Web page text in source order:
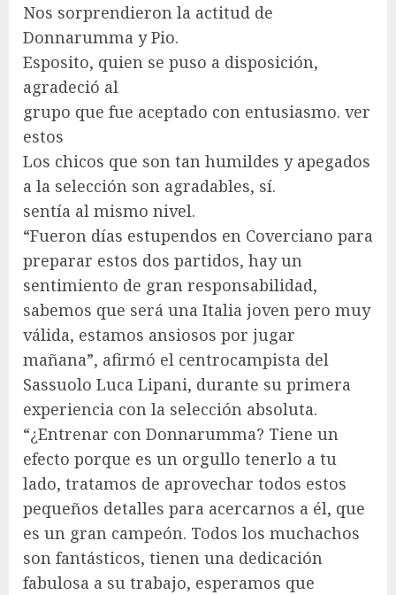
Nos sorprendieron la actitud de
Donnarumma y Pio.
Esposito, quien se puso a disposición,
agradeció al
grupo que fue aceptado con entusiasmo. ver
estos
Los chicos que son tan humildes y apegados
a la selección son agradables, sí.
sentía al mismo nivel.
“Fueron días estupendos en Coverciano para
preparar estos dos partidos, hay un
sentimiento de gran responsabilidad,
sabemos que será una Italia joven pero muy
válida, estamos ansiosos por jugar
mañana”, afirmó el centrocampista del
Sassuolo Luca Lipani, durante su primera
experiencia con la selección absoluta.
“¿Entrenar con Donnarumma? Tiene un
efecto porque es un orgullo tenerlo a tu
lado, tratamos de aprovechar todos estos
pequeños detalles para acercarnos a él, que
es un gran campeón. Todos los muchachos
son fantásticos, tienen una dedicación
fabulosa a su trabajo, esperamos que